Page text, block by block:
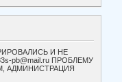
И НЕ
pb@mail.ru ПРОБЛЕМУ
АДМИНИСТРАЦИЯ